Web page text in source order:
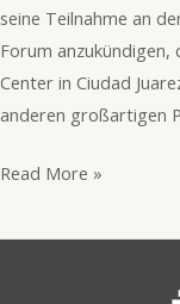
seine Teilnahme an
Forum anzukündigen,
Center in Ciudad
anderen großartigen
Read More »